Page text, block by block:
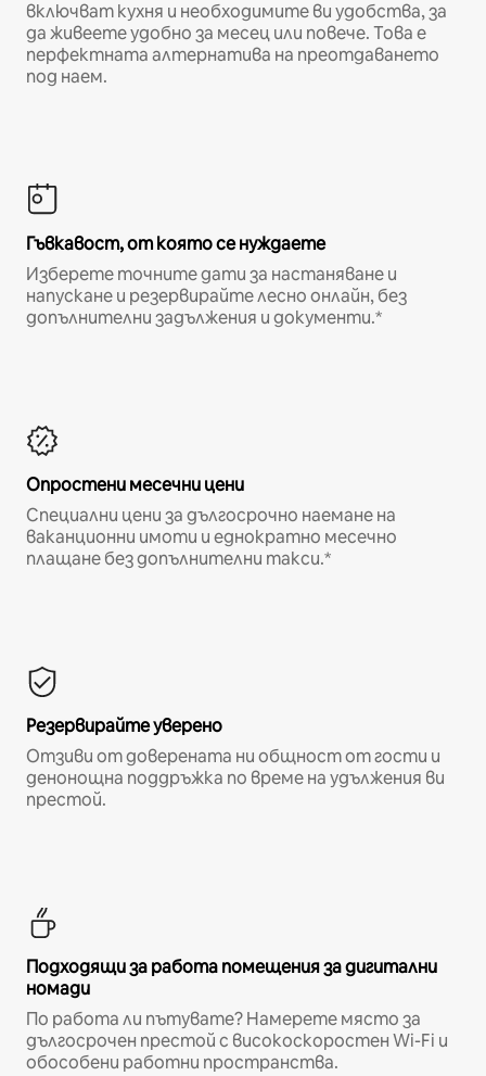
включват кухня и необходимите ви удобства, за
да живеете удобно за месец или повече. Това е
перфектната алтернатива на преотдаването
под наем.
Гъвкавост, от която се нуждаете
Изберете точните дати за настаняване и
напускане и резервирайте лесно онлайн, без
допълнителни задължения и документи.*
Опростени месечни цени
Специални цени за дългосрочно наемане на
ваканционни имоти и еднократно месечно
плащане без допълнителни такси.*
Резервирайте уверено
Отзиви от доверената ни общност от гости и
денонощна поддръжка по време на удължения ви
престой.
Подходящи за работа помещения за дигитални
номади
По работа ли пътувате? Намерете място за
дългосрочен престой с високоскоростен Wi-Fi и
обособени работни пространства.